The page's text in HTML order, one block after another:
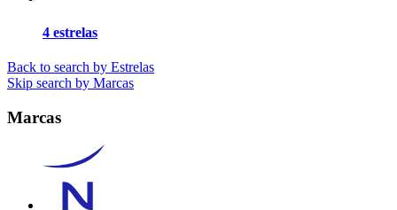
4 estrelas
Back to search by Estrelas
Skip search by Marcas
Marcas